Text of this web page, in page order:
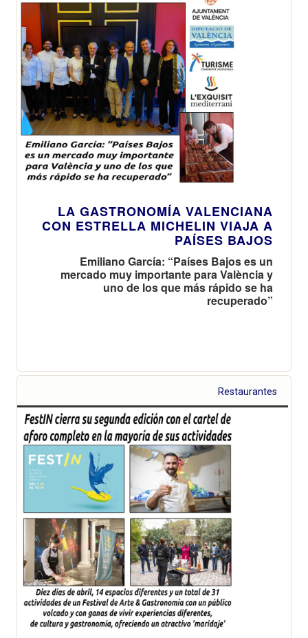
LA GASTRONOMÍA VALENCIANA
CON ESTRELLA MICHELIN VIAJA A
PAÍSES BAJOS
Emiliano García: “Países Bajos es un
mercado muy importante para València y
uno de los que más rápido se ha
recuperado”
Restaurantes